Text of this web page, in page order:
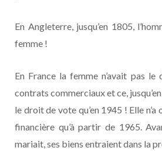
En Angleterre, jusqu’en 1805,
femme !
En France la femme n’avait pas
contrats commerciaux et ce,
le droit de vote qu’en 1945 ! Elle
financière qu’à partir de 1965.
mariait, ses biens entraient dans la